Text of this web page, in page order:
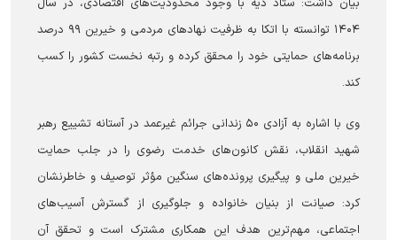
۱۴۰۴ توانسته با اتکا به ظرفیت نهاد‌های مردمی و خیرین ۹۹ درصد
برنامه‌های حمایتی خود را محقق کرده و رتبه نخست کشور را کسب
کند.
وی با اشاره به آزادی ۵۰ زندانی جرائم غیرعمد در آستانه تشییع رهبر
شهید انقلاب، نقش کانون‌های خدمت رضوی را در جلب حمایت
خیرین ملی و پیگیری پرونده‌های سنگین مؤثر توصیف و خاطرنشان
کرد: صیانت از بنیان خانواده و جلوگیری از گسترش آسیب‌های
اجتماعی، مهم‌ترین هدف این همکاری مشترک است و تحقق آن